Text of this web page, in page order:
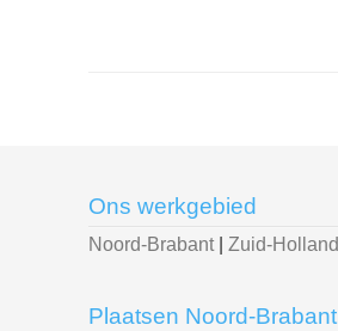
Ons werkgebied
Noord-Brabant Zuid-Holland
Plaatsen Noord-Brabant